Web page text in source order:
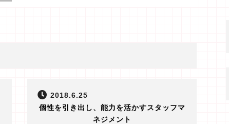
2018.6.25
個性を引き出し、能力を活かすスタッフマ
ネジメント